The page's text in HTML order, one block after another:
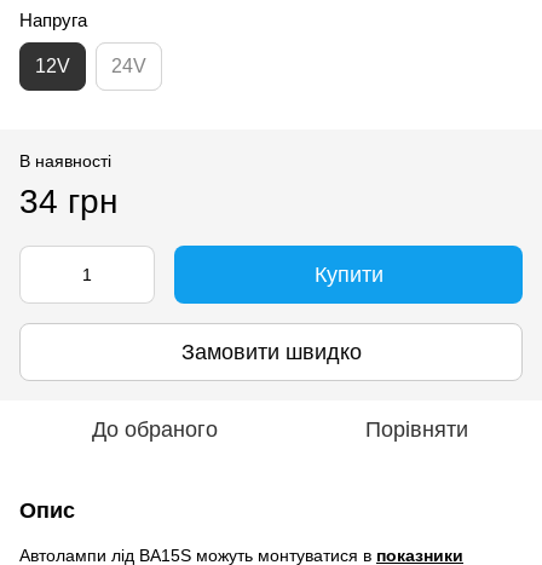
Напруга
12V 24V
В наявності
34 грн
Купити
Замовити швидко
До обраного Порівняти
Опис
Автолампи лід BA15S можуть монтуватися в показники